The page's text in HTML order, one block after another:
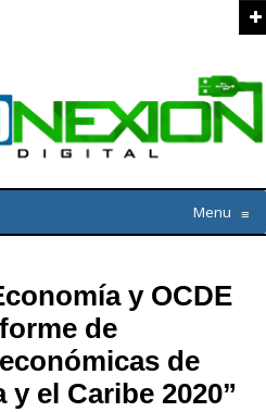
Menu ≡
y OCDE
de
de
el Caribe 2020”